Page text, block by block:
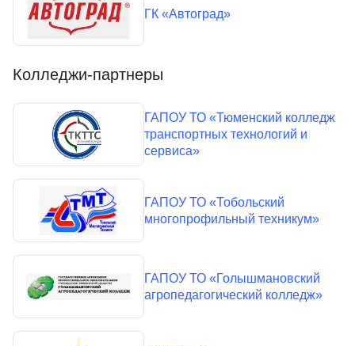
ГК «Автоград»
Колледжи-партнеры
ГАПОУ ТО «Тюменский колледж
транспортных технологий и
сервиса»
ГАПОУ ТО «Тобольский
многопрофильный техникум»
ГАПОУ ТО «Голышмановский
агропедагогический колледж»